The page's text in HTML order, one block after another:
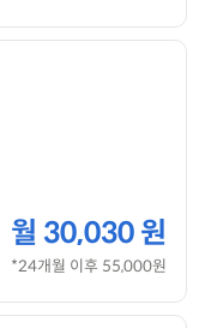
월 30,030 원
*24개월 이후 55,000원